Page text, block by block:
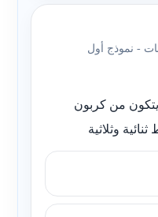
- نموذج أول
من كربون
وثلاثية